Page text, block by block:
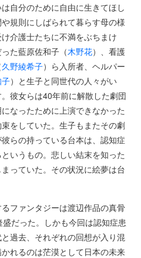
自分のために自由に生きてほし
規則にしばられて暮らす母の様
介護士たちに不満をぶちまけ
た藍原佐和子（木野花）、看護
久野綾希子）ら入所者、ヘルパー
）と生子と同世代の人々がい
彼女らは40年前に解散した劇団
なったために上演できなかった
をしていた。生子もまたその劇
らの持っている台本は、認知症
いうもの。悲しい結末を知った
っていた。その状況に絵夢は台
ファンタジーは渡辺作品の真骨
だった。しかも今回は認知症患
過去、それぞれの回想が入り混
れるのは茫漠として日本の未来